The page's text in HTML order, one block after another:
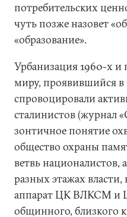
потребительских
чуть позже назовет
«образование».
Урбанизация 1960-х и
миру, проявившийся в
спровоцировали
сталинистов (журнал
зонтичное понятие
общество охраны
ветвь националистов,
разных этажах
аппарат ЦК ВЛКСМ и
общинного, близкого